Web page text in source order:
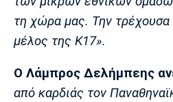
Σίτι
Ίντερ Μίλαν
τη χώρα μας. Την τρέχουσα
μέλος της Κ17».
Ο Λάμπρος Δελήμπεης
από καρδιάς τον